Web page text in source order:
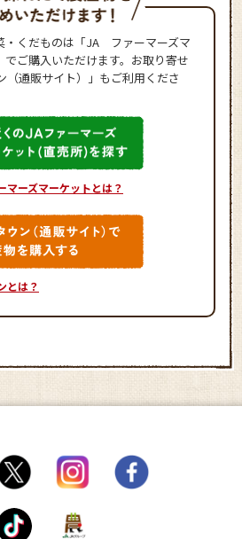
・くだものは「JA ファーマーズマ
ご購入いただけます。お取り寄せ
通販サイト）」もご利用くださ
マーズマーケットとは？
とは？